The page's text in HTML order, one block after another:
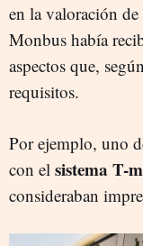
en la valoración
Monbus había
aspectos que,
requisitos.
Por ejemplo, uno
con el sistema T-
consideraban